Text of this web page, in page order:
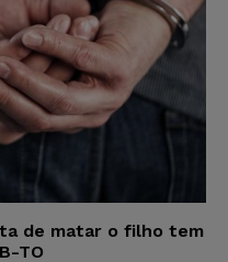
de matar o filho tem
TO